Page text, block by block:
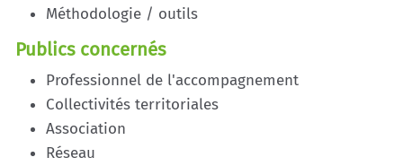
Méthodologie / outils
Publics concernés
Professionnel de l'accompagnement
Collectivités territoriales
Association
Réseau